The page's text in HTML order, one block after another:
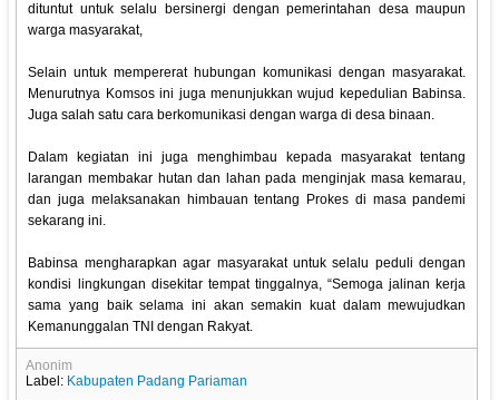
dituntut untuk selalu bersinergi dengan pemerintahan desa maupun
warga masyarakat,
Selain untuk mempererat hubungan komunikasi dengan masyarakat.
Menurutnya Komsos ini juga menunjukkan wujud kepedulian Babinsa.
Juga salah satu cara berkomunikasi dengan warga di desa binaan.
Dalam kegiatan ini juga menghimbau kepada masyarakat tentang
larangan membakar hutan dan lahan pada menginjak masa kemarau,
dan juga melaksanakan himbauan tentang Prokes di masa pandemi
sekarang ini.
Babinsa mengharapkan agar masyarakat untuk selalu peduli dengan
kondisi lingkungan disekitar tempat tinggalnya, “Semoga jalinan kerja
sama yang baik selama ini akan semakin kuat dalam mewujudkan
Kemanunggalan TNI dengan Rakyat.
Anonim
Label: Kabupaten Padang Pariaman